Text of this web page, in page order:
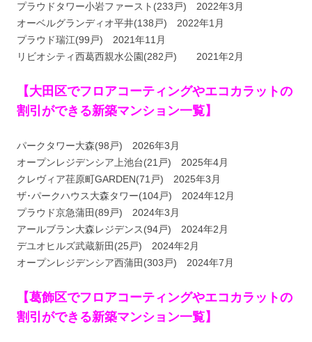
プラウドタワー小岩ファースト(233戸) 2022年3月
オーベルグランディオ平井(138戸) 2022年1月
プラウド瑞江(99戸) 2021年11月
リビオシティ西葛西親水公園(282戸) 2021年2月
【大田区でフロアコーティングやエコカラットの
割引ができる新築マンション一覧】
パークタワー大森(98戸) 2026年3月
オープンレジデンシア上池台(21戸) 2025年4月
クレヴィア荏原町GARDEN(71戸) 2025年3月
ザ･パークハウス大森タワー(104戸) 2024年12月
プラウド京急蒲田(89戸) 2024年3月
アールブラン大森レジデンス(94戸) 2024年2月
デユオヒルズ武蔵新田(25戸) 2024年2月
オープンレジデンシア西蒲田(303戸) 2024年7月
【葛飾区でフロアコーティングやエコカラットの
割引ができる新築マンション一覧】